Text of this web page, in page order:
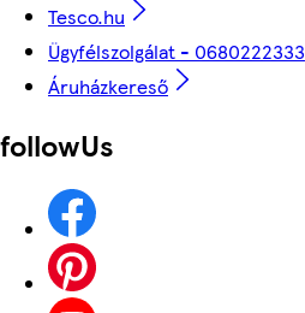
Tesco.hu
Ügyfélszolgálat - 0680222333
Áruházkereső
followUs